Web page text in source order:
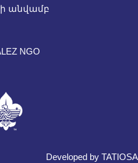
անվամբ
NGO
Developed by TATIOSA